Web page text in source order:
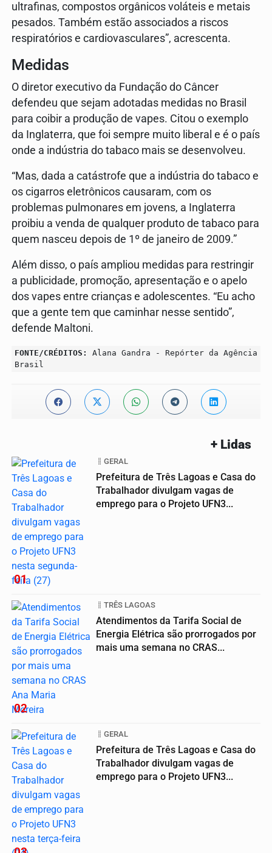
ultrafinas, compostos orgânicos voláteis e metais
pesados. Também estão associados a riscos
respiratórios e cardiovasculares”, acrescenta.
Medidas
O diretor executivo da Fundação do Câncer
defendeu que sejam adotadas medidas no Brasil
para coibir a produção de vapes. Citou o exemplo
da Inglaterra, que foi sempre muito liberal e é o país
onde a indústria do tabaco mais se desenvolveu.
“Mas, dada a catástrofe que a indústria do tabaco e
os cigarros eletrônicos causaram, com os
problemas pulmonares em jovens, a Inglaterra
proibiu a venda de qualquer produto de tabaco para
quem nasceu depois de 1º de janeiro de 2009.”
Além disso, o país ampliou medidas para restringir
a publicidade, promoção, apresentação e o apelo
dos vapes entre crianças e adolescentes. “Eu acho
que a gente tem que caminhar nesse sentido”,
defende Maltoni.
FONTE/CRÉDITOS:
Alana Gandra - Repórter da Agência
Brasil
+ Lidas
01
GERAL
Prefeitura de Três Lagoas e Casa do
Trabalhador divulgam vagas de
emprego para o Projeto UFN3...
02
TRÊS LAGOAS
Atendimentos da Tarifa Social de
Energia Elétrica são prorrogados por
mais uma semana no CRAS...
GERAL
Prefeitura de Três Lagoas e Casa do
Trabalhador divulgam vagas de
emprego para o Projeto UFN3...